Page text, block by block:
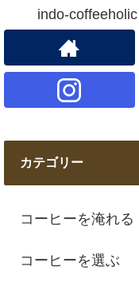
indo-
カテゴリー
コーヒーを淹れる
コーヒーを選ぶ